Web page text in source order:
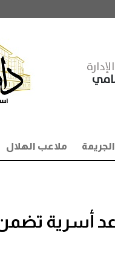
الجريمة ملاعب الهلال
أسرية تضمن